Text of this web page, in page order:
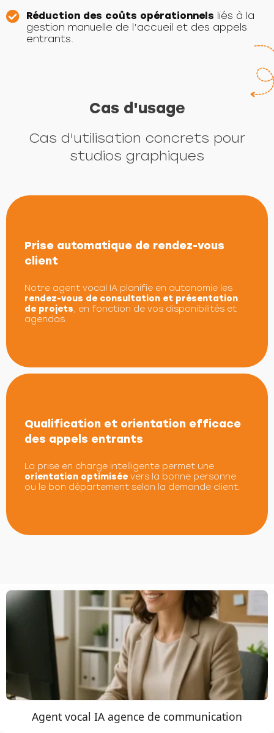
Réduction des coûts opérationnels liés à la
gestion manuelle de l’accueil et des appels
entrants.
Cas d'usage
Cas d'utilisation concrets pour
studios graphiques
Prise automatique de rendez-vous
client
Notre agent vocal IA planifie en autonomie les
rendez-vous de consultation et présentation
de projets, en fonction de vos disponibilités et
agendas.
Qualification et orientation efficace
des appels entrants
La prise en charge intelligente permet une
orientation optimisée vers la bonne personne
ou le bon département selon la demande client.
Agent vocal IA agence de communication